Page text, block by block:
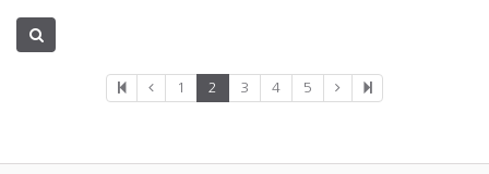
1 2 3 4 5